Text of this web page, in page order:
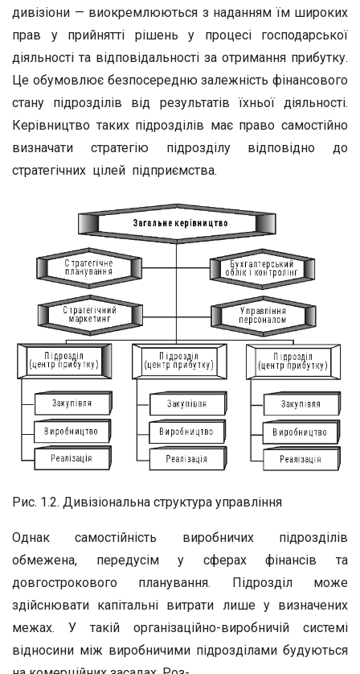
дивізіони — виокремлюються з наданням їм широких
прав у прийнятті рішень у процесі господарської
діяльності та відповідальності за отримання прибутку.
Це обумовлює безпосередню залежність фінансового
стану підрозділів від результатів їхньої діяльності.
Керівництво таких підрозділів має право самостійно
визначати стратегію підрозділу відповідно до
стратегічних цілей підприємства.
Рис. 1.2. Дивізіональна структура управління
Однак самостійність виробничих підрозділів
обмежена, передусім у сферах фінансів та
довгострокового планування. Підрозділ може
здійснювати капітальні витрати лише у визначених
межах. У такій організаційно-виробничій системі
відносини між виробничими підрозділами будуються